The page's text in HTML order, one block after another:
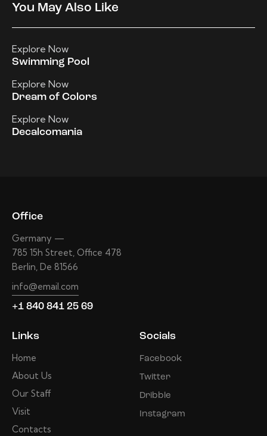
You May Also Like
Explore Now
Swimming Pool
Explore Now
Dream of Colors
Explore Now
Decalcomania
Office
Germany —
785 15h Street, Office 478
Berlin, De 81566
info@email.com
+1 840 841 25 69
Links
Home
About Us
Our Staff
Visit
Contacts
Socials
Facebook
Twitter
Dribble
Instagram